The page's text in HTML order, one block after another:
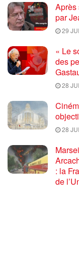
Après
par
29
« Le
des
28
28
: la
de